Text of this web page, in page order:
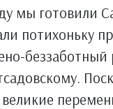
мы готовили
потихоньку